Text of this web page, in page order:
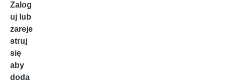
Zalog
uj lub
zareje
struj
się
aby
doda